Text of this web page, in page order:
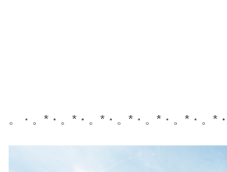
。・。*・。*・。*・。*・。*・。*・。*